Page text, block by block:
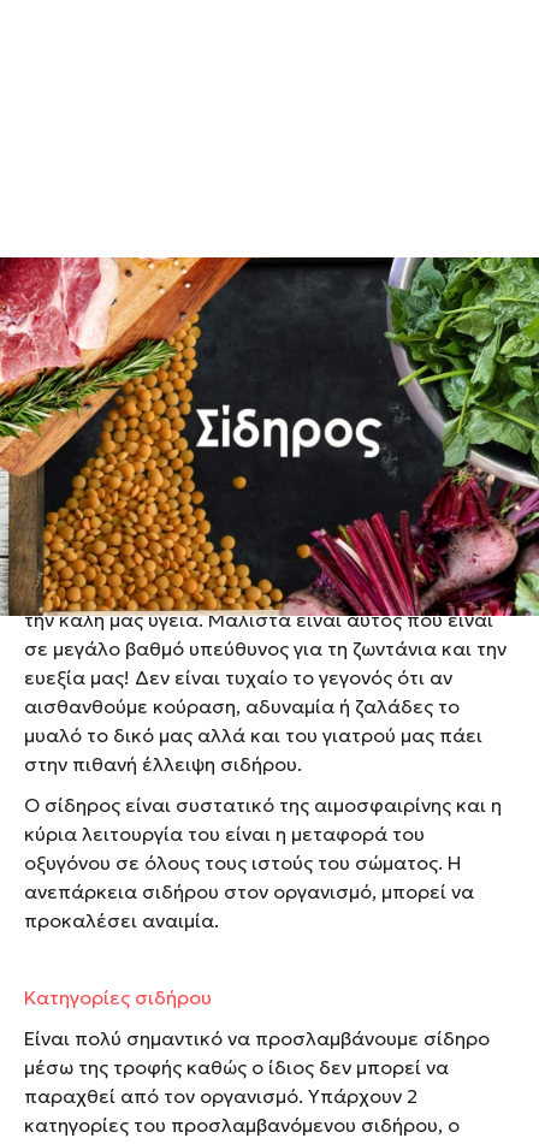
ΤΡΟΦΕΣ ΠΛΟΥΣΙΑ ΣΕ ΣΙΔΗΡΟ
Ο σίδηρος είναι ένα ιχνοστοιχείο απαραίτητο για
την καλή μας υγεία. Μάλιστα είναι αυτός που είναι
σε μεγάλο βαθμό υπεύθυνος για τη ζωντάνια και την
ευεξία μας!
Σίδηρος, απαραίτητο ιχνοστοιχείο του οργανισμού
μας
Ο σίδηρος είναι ένα ιχνοστοιχείο απαραίτητο για
την καλή μας υγεία. Μάλιστα είναι αυτός που είναι
σε μεγάλο βαθμό υπεύθυνος για τη ζωντάνια και την
ευεξία μας! Δεν είναι τυχαίο το γεγονός ότι αν
αισθανθούμε κούραση, αδυναμία ή ζαλάδες το
μυαλό το δικό μας αλλά και του γιατρού μας πάει
στην πιθανή έλλειψη σιδήρου.
Ο σίδηρος είναι συστατικό της αιμοσφαιρίνης και η
κύρια λειτουργία του είναι η μεταφορά του
οξυγόνου σε όλους τους ιστούς του σώματος. Η
ανεπάρκεια σιδήρου στον οργανισμό, μπορεί να
προκαλέσει αναιμία.
Κατηγορίες σιδήρου
Είναι πολύ σημαντικό να προσλαμβάνουμε σίδηρο
μέσω της τροφής καθώς ο ίδιος δεν μπορεί να
παραχθεί από τον οργανισμό. Υπάρχουν 2
κατηγορίες του προσλαμβανόμενου σιδήρου, ο